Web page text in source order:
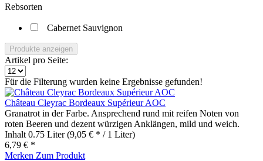
Rebsorten
Cabernet Sauvignon
Produkte anzeigen
Artikel pro Seite:
Für die Filterung wurden keine Ergebnisse gefunden!
Château Cleyrac Bordeaux Supérieur AOC
Granatrot in der Farbe. Ansprechend rund mit reifen Noten von
roten Beeren und dezent würzigen Anklängen, mild und weich.
Inhalt 0.75 Liter(9,05 € * / 1 Liter)
6,79 € *
Merken Zum Produkt